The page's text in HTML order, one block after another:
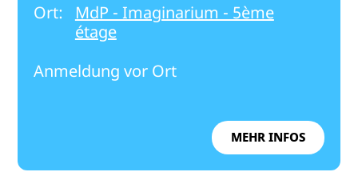
Ort:
MdP - Imaginarium - 5ème
étage
Anmeldung vor Ort
MEHR INFOS